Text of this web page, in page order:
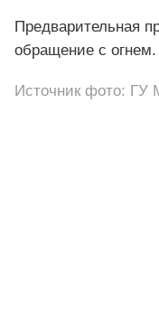
Предварительная
обращение с огнем.
Источник фото: ГУ